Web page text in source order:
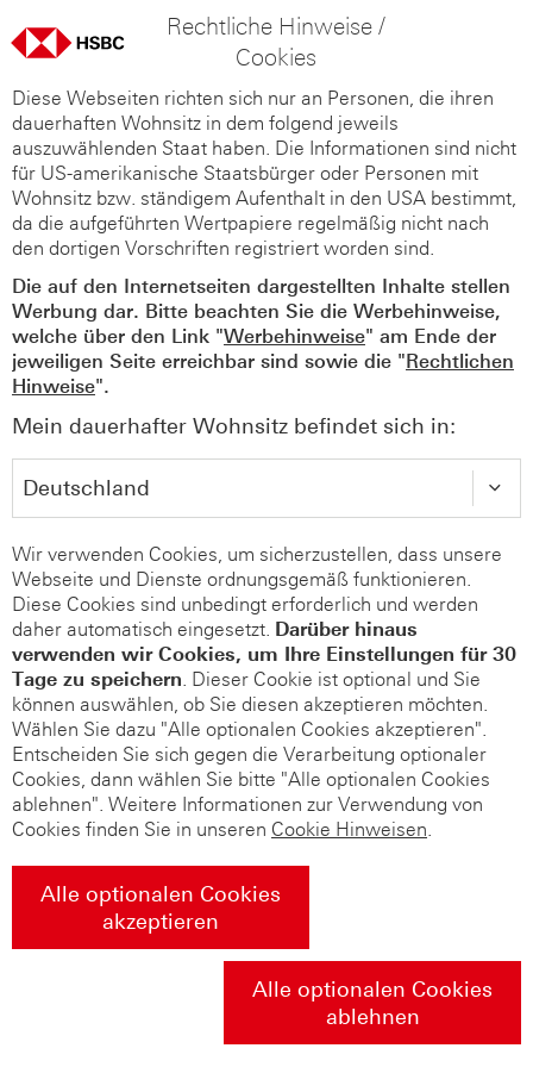
Rechtliche Hinweise /
Cookies
Diese Webseiten richten sich nur an Personen, die ihren
dauerhaften Wohnsitz in dem folgend jeweils
auszuwählenden Staat haben. Die Informationen sind nicht
für US-amerikanische Staatsbürger oder Personen mit
Wohnsitz bzw. ständigem Aufenthalt in den USA bestimmt,
da die aufgeführten Wertpapiere regelmäßig nicht nach
den dortigen Vorschriften registriert worden sind.
Die auf den Internetseiten dargestellten Inhalte stellen
Werbung dar. Bitte beachten Sie die Werbehinweise,
welche über den Link "Werbehinweise" am Ende der
jeweiligen Seite erreichbar sind sowie die "Rechtlichen
Hinweise".
Mein dauerhafter Wohnsitz befindet sich in:
Wir verwenden Cookies, um sicherzustellen, dass unsere
Webseite und Dienste ordnungsgemäß funktionieren.
Diese Cookies sind unbedingt erforderlich und werden
daher automatisch eingesetzt. Darüber hinaus
verwenden wir Cookies, um Ihre Einstellungen für 30
Tage zu speichern. Dieser Cookie ist optional und Sie
können auswählen, ob Sie diesen akzeptieren möchten.
Wählen Sie dazu "Alle optionalen Cookies akzeptieren".
Entscheiden Sie sich gegen die Verarbeitung optionaler
Cookies, dann wählen Sie bitte "Alle optionalen Cookies
ablehnen". Weitere Informationen zur Verwendung von
Cookies finden Sie in unseren Cookie Hinweisen.
Alle optionalen Cookies
akzeptieren
Alle optionalen Cookies
ablehnen